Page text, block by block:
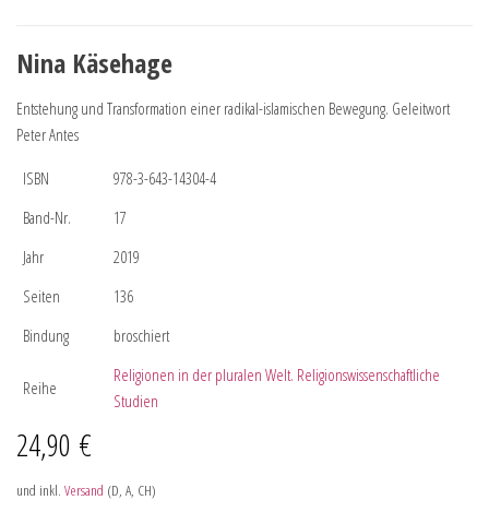
Nina Käsehage
Entstehung und Transformation einer radikal-islamischen Bewegung. Geleitwort
Peter Antes
ISBN
978-3-643-14304-4
Band-Nr.
17
Jahr
2019
Seiten
136
Bindung
broschiert
Reihe
Religionen in der pluralen Welt. Religionswissenschaftliche
Studien
24,90 €
und inkl. Versand (D, A, CH)